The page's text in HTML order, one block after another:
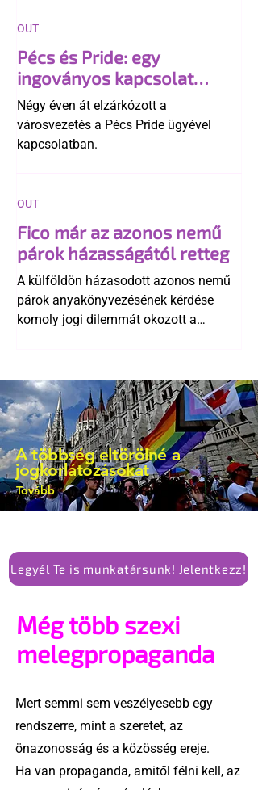
Pécs és Pride: egy
ingoványos kapcsolat
története
Négy éven át elzárkózott a
városvezetés a Pécs Pride ügyével
kapcsolatban.
OUT
Fico már az azonos nemű
párok házasságától retteg
A külföldön házasodott azonos nemű
párok anyakönyvezésének kérdése
komoly jogi dilemmát okozott a
egyértelműen tiltja a házasságuk
elismerését. Közben az ellenzéken belül
is vita robbant ki arról, hogy vissza
kellene-e vonni a kormány konzervatív
alkotmánymódosítását
OUT
A többség eltörölné a
jogkorlátozásokat
Tovább
Legyél Te is munkatársunk! Jelentkezz!
Még több szexi
melegpropaganda
Mert semmi sem veszélyesebb egy
rendszerre, mint a szeretet, az
önazonosság és a közösség ereje.
Ha van propaganda, amitől félni kell, az